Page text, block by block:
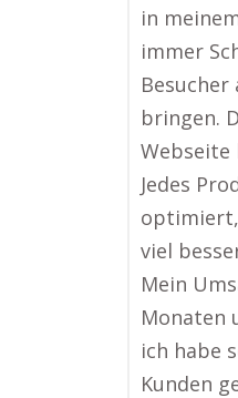
in
immer
Besucher
bringen.
Webseite
Jedes
viel
Mein
Monaten
ich habe
Kunden